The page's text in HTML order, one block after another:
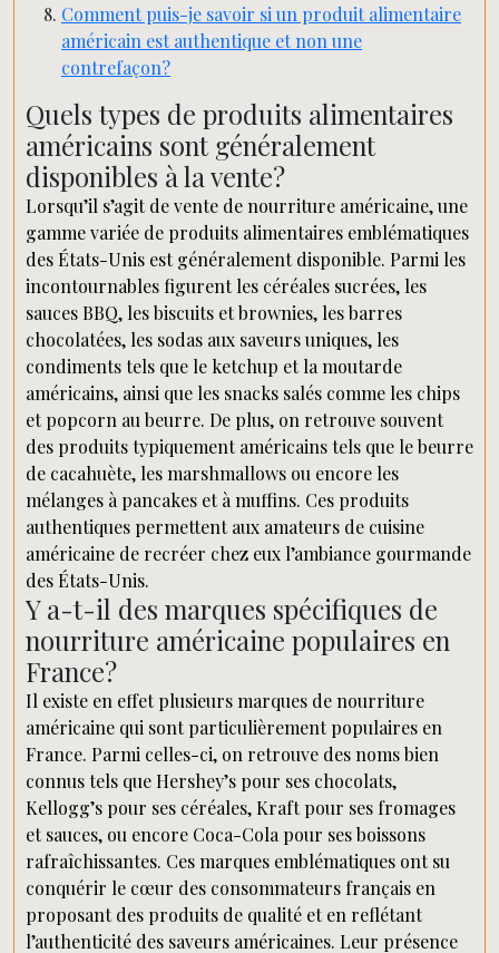
Comment puis-je savoir si un produit alimentaire
américain est authentique et non une
contrefaçon?
Quels types de produits alimentaires
américains sont généralement
disponibles à la vente?
Lorsqu’il s’agit de vente de nourriture américaine, une
gamme variée de produits alimentaires emblématiques
des États-Unis est généralement disponible. Parmi les
incontournables figurent les céréales sucrées, les
sauces BBQ, les biscuits et brownies, les barres
chocolatées, les sodas aux saveurs uniques, les
condiments tels que le ketchup et la moutarde
américains, ainsi que les snacks salés comme les chips
et popcorn au beurre. De plus, on retrouve souvent
des produits typiquement américains tels que le beurre
de cacahuète, les marshmallows ou encore les
mélanges à pancakes et à muffins. Ces produits
authentiques permettent aux amateurs de cuisine
américaine de recréer chez eux l’ambiance gourmande
des États-Unis.
Y a-t-il des marques spécifiques de
nourriture américaine populaires en
France?
Il existe en effet plusieurs marques de nourriture
américaine qui sont particulièrement populaires en
France. Parmi celles-ci, on retrouve des noms bien
connus tels que Hershey’s pour ses chocolats,
Kellogg’s pour ses céréales, Kraft pour ses fromages
et sauces, ou encore Coca-Cola pour ses boissons
rafraîchissantes. Ces marques emblématiques ont su
conquérir le cœur des consommateurs français en
proposant des produits de qualité et en reflétant
l’authenticité des saveurs américaines. Leur présence